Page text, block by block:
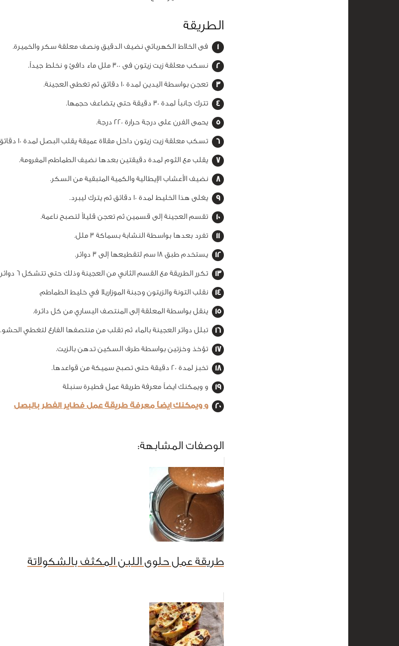
الطريقة
فى الخلاط الكهربائي نضيف الدقيق ونصف معلقة سكر والخميرة.
نسكب معلقة زيت زيتون فى 300 ملل ماء دافئ و نخلط جيداً.
تعجن بواسطة اليدين لمدة 10 دقائق ثم تغطى العجينة.
تترك جانباً لمدة 30 دقيقة حتى يتضاعف حجمها.
يحمى الفرن على درجة حرارة 220 درجة.
تسكب معلقة زيت زيتون داخل مقلاة عميقة يقلب البصل لمدة 10 دقائق.
يقلب مع الثوم لمدة دقيقتين بعدها نضيف الطماطم المفرومة.
نضيف الأعشاب الإيطالية والكمية المتبقية من السكر.
يغلى هذا الخليط لمدة 10 دقائق ثم يترك ليبرد.
تقسم العجينة إلى قسمين ثم تعجن قليلاً لتصبح ناعمة.
تفرد بعدها بواسطة النشابة بسماكة 3 ملل.
يستخدم طبق 18 سم لتقطيعها إلى 3 دوائر.
تكرر الطريقة مع القسم الثاني من العجينة وذلك حتى تتشكل 6 دوائر.
نقلب التونة والزيتون وجبنة الموزاريلا في خليط الطماطم.
ينقل بواسطة المعلقة إلى المنتصف اليساري من كل دائرة.
تبلل دوائر العجينة بالماء ثم تقلب من منتصفها الفارغ لتغطي الحشو.
تؤخذ وخزتين بواسطة طرف السكين تدهن بالزيت.
تخبز لمدة 20 دقيقة حتى تصبح سميكة من قواعدها.
و ويمكنك ايضاً معرفة طريقة عمل فطيرة سنبلة
و ويمكنك ايضاً معرفة طريقة عمل فطاير الفطر بالبصل
الوصفات المشابهة:
طريقة عمل حلوى اللبن المكثف بالشكولاتة